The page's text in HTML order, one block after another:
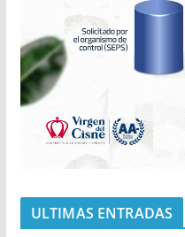
ULTIMAS ENTRADAS